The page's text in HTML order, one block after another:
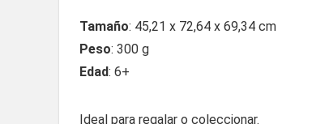
Tamaño: 45,21 x 72,64 x 69,34 cm
Peso: 300 g
Edad: 6+
Ideal para regalar o coleccionar.